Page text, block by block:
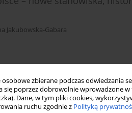
zbierane podczas odwiedzania
się poprzez dobrowolnie wprowadzone
Dane, w tym pliki cookies,
ruchu zgodnie z Polityką
Jakubowska-Gabara